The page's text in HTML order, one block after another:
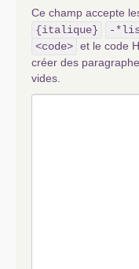
Ce champ accepte
{italique}
-
<code> et le code
créer des
vides.